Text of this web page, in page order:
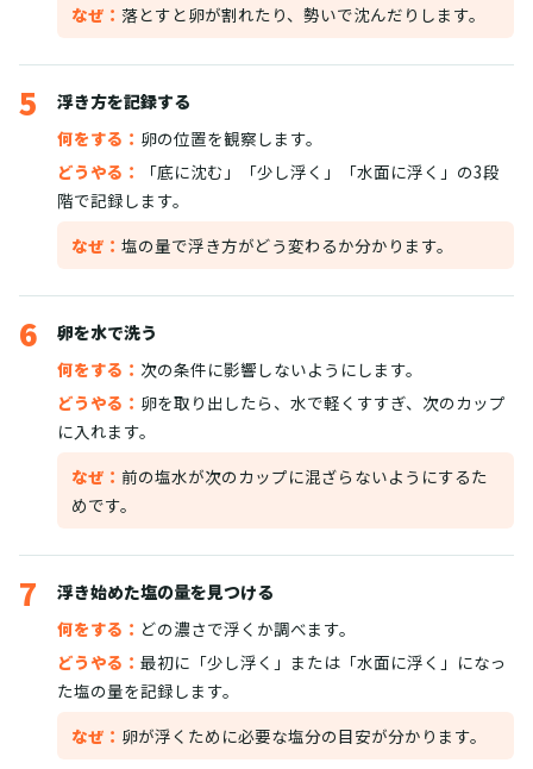
なぜ： 落とすと卵が割れたり、勢いで沈んだりします。
5
浮き方を記録する
何をする： 卵の位置を観察します。
どうやる：
「底に沈む」「少し浮く」「水面に浮く」の3段
階で記録します。
なぜ： 塩の量で浮き方がどう変わるか分かります。
6
卵を水で洗う
何をする： 次の条件に影響しないようにします。
どうやる： 卵を取り出したら、水で軽くすすぎ、次のカップ
に入れます。
なぜ： 前の塩水が次のカップに混ざらないようにするた
めです。
7
浮き始めた塩の量を見つける
何をする： どの濃さで浮くか調べます。
どうやる： 最初に「少し浮く」または「水面に浮く」になっ
た塩の量を記録します。
なぜ： 卵が浮くために必要な塩分の目安が分かります。